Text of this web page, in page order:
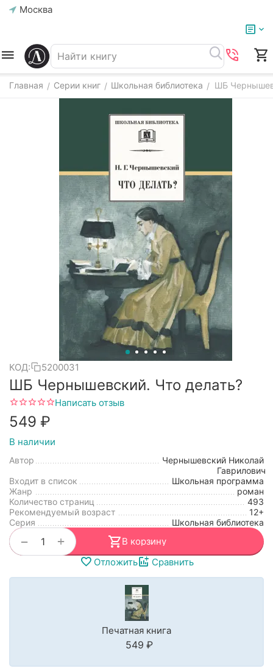
Москва
Главная / Серии книг / Школьная библиотека / ШБ
КОД: 5200031
ШБ Чернышевский. Что делать?
Написать отзыв
‍549‍ ₽
В наличии
Автор
Чернышевский Николай
Гаврилович
Входит в список
Школьная программа
Жанр
роман
Количество страниц
493
Рекомендуемый возраст
12+
Серия
Школьная библиотека
+
−
В корзину
Отложить
Сравнить
Печатная книга
‍549‍ ₽